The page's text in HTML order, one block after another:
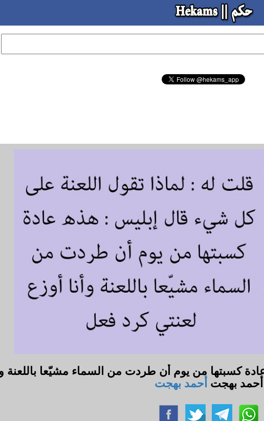
كسبتها من يوم أن طردت من السماء مشيّعا باللعنة
أحمد بهجتأحمد بهجت